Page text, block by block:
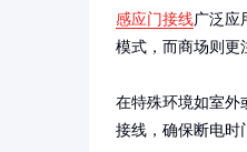
感应门接线广泛应
模式，而商场则更
在特殊环境如室外
接线，确保断电时